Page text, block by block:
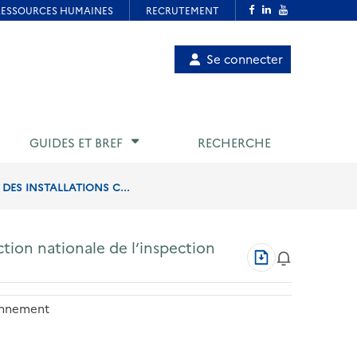
Menu
utilisateur
Se connecter
GUIDES ET BREF RECHERCHE
INSTALLATIONS C...
nationale de l’inspection
Télécharger
au
format
PDF